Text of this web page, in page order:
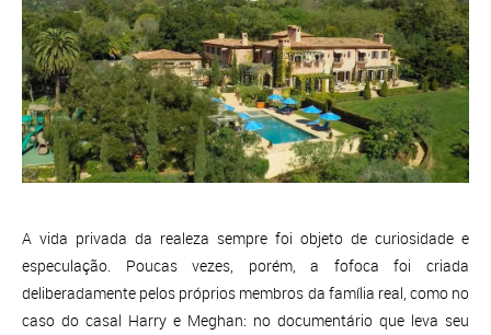
A vida privada da realeza sempre foi objeto de curiosidade e
especulação. Poucas vezes, porém, a fofoca foi criada
deliberadamente pelos próprios membros da família real, como no
caso do casal Harry e Meghan: no documentário que leva seu